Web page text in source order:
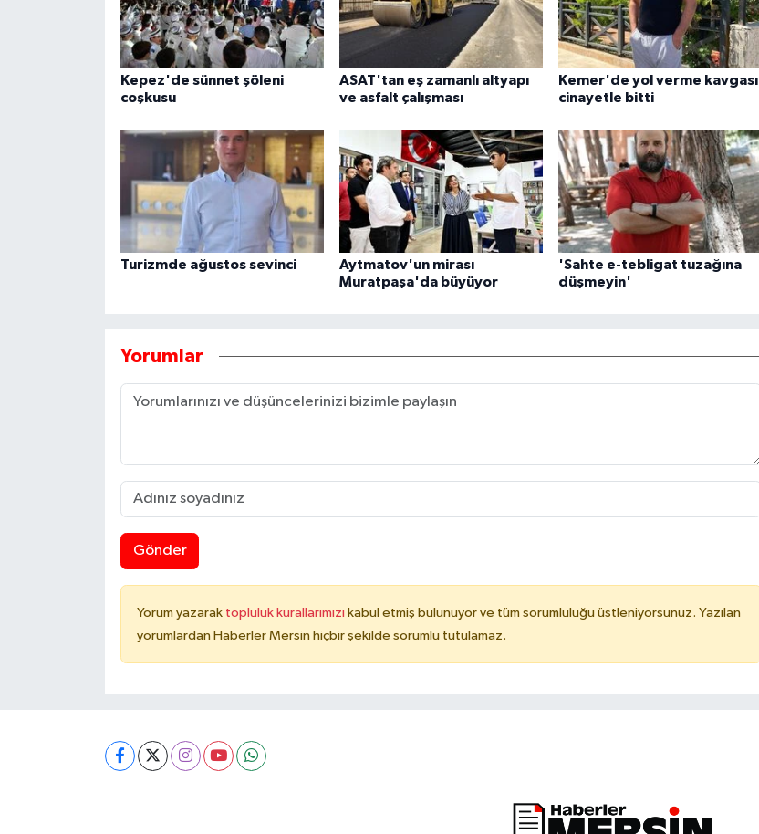
Kepez'de sünnet şöleni
coşkusu
ASAT'tan eş zamanlı altyapı
ve asfalt çalışması
Kemer'de yol verme kavgası
cinayetle bitti
Turizmde ağustos sevinci
Aytmatov'un mirası
Muratpaşa'da büyüyor
'Sahte e-tebligat tuzağına
düşmeyin'
Yorumlar
Gönder
Yorum yazarak topluluk kurallarımızı kabul etmiş bulunuyor ve tüm sorumluluğu üstleniyorsunuz. Yazılan
yorumlardan Haberler Mersin hiçbir şekilde sorumlu tutulamaz.